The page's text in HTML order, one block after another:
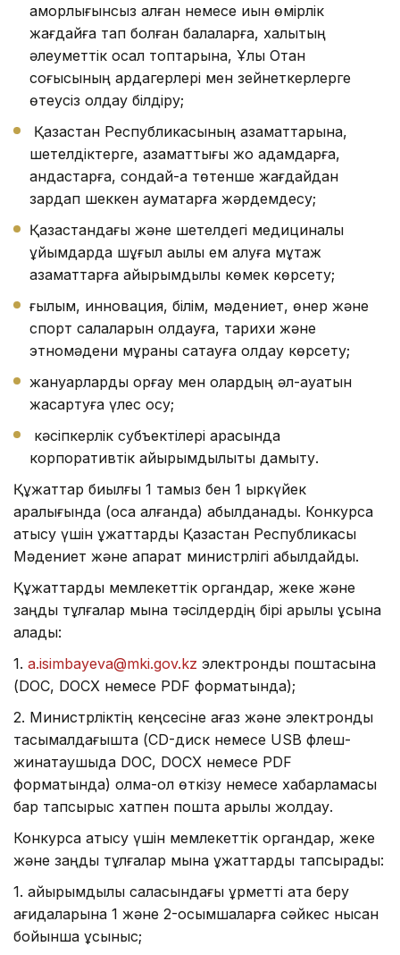
қамқорлығынсыз қалған немесе қиын өмірлік
жағдайға тап болған балаларға, халықтың
әлеуметтік осал топтарына, Ұлы Отан
соғысының ардагерлері мен зейнеткерлерге
өтеусіз қолдау білдіру;
Қазақстан Республикасының азаматтарына,
шетелдіктерге, азаматтығы жоқ адамдарға,
қандастарға, сондай-ақ төтенше жағдайдан
зардап шеккен аумақтарға жәрдемдесу;
Қазақстандағы және шетелдегі медициналық
ұйымдарда шұғыл ақылы ем алуға мұқтаж
азаматтарға қайырымдылық көмек көрсету;
ғылым, инновация, білім, мәдениет, өнер және
спорт салаларын қолдауға, тарихи және
этномәдени мұраны сақтауға қолдау көрсету;
жануарларды қорғау мен олардың әл-ауқатын
жақсартуға үлес қосу;
кәсіпкерлік субъектілері арасында
корпоративтік қайырымдылықты дамыту.
Құжаттар биылғы 1 тамыз бен 1 қыркүйек
аралығында (қоса алғанда) қабылданады. Конкурсқа
қатысу үшін құжаттарды Қазақстан Республикасы
Мәдениет және ақпарат министрлігі қабылдайды.
Құжаттарды мемлекеттік органдар, жеке және
заңды тұлғалар мына тәсілдердің бірі арқылы ұсына
алады:
1. a.isimbayeva@mki.gov.kz электрондық поштасына
(DOC, DOCX немесе PDF форматында);
2. Министрліктің кеңсесіне қағаз және электрондық
тасымалдағышта (CD-диск немесе USB флеш-
жинақтаушыда DOC, DOCX немесе PDF
форматында) қолма-қол өткізу немесе хабарламасы
бар тапсырыс хатпен пошта арқылы жолдау.
Конкурсқа қатысу үшін мемлекеттік органдар, жеке
және заңды тұлғалар мына құжаттарды тапсырады:
1. қайырымдылық саласындағы құрметті атақ беру
қағидаларына 1 және 2-қосымшаларға сәйкес нысан
бойынша ұсыныс;